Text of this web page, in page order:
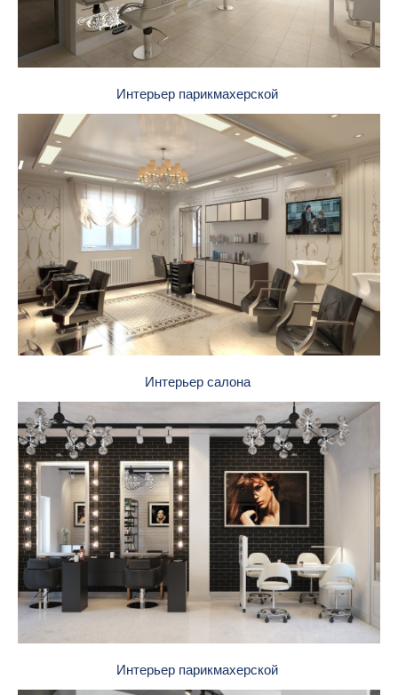
Интерьер парикмахерской
Интерьер салона
Интерьер парикмахерской